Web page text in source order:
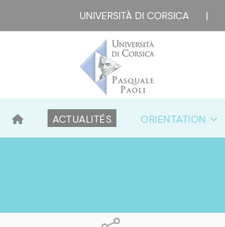
UNIVERSITÀ DI CORSICA |
ACTUALITÉS ORIENTATION